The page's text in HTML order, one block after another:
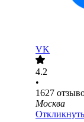
VK
4.2
•
1627
Москва